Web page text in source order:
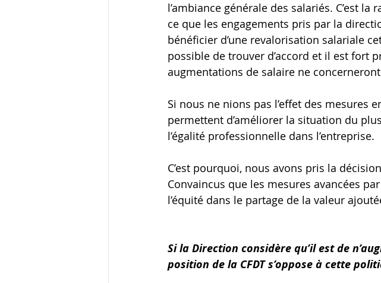
l’ambiance générale des salariés. C’est
ce que les engagements pris par la
bénéficier d’une revalorisation salariale
possible de trouver d’accord et il est fort
augmentations de salaire ne
Si nous ne nions pas l’effet des mesures
permettent d’améliorer la situation du
l’égalité professionnelle dans l’entreprise.
C’est pourquoi, nous avons pris la
Convaincus que les mesures avancées
l’équité dans le partage de la valeur
Si la Direction considère qu’il est de
position de la CFDT s’oppose à cette